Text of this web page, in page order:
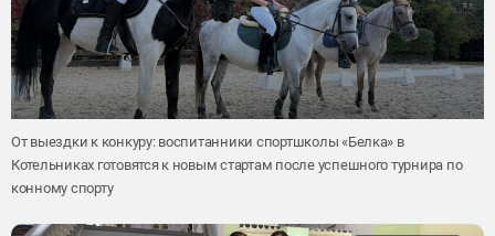
От выездки к конкуру: воспитанники спортшколы «Белка» в
Котельниках готовятся к новым стартам после успешного турнира по
конному спорту